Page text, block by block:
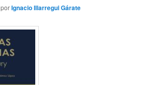
porIgnacio Illarregui Gárate